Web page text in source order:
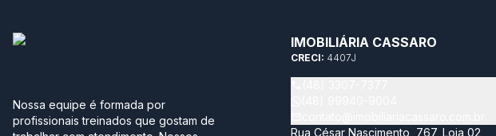
Nossa equipe é formada por
profissionais treinados que gostam de
IMOBILIÁRIA CASSARO
CRECI: 4407J
Rua César Nascimento, 767, Loja 02,